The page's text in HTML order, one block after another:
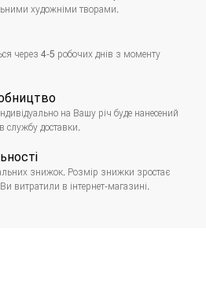
художніми творами.
через 4-5 робочих днів з моменту
на Вашу річ буде нанесений
службу доставки.
знижок. Розмір знижки зростає
витратили в інтернет-магазині.